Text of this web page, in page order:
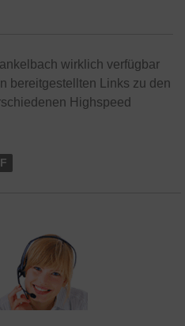
wirklich verfügbar
bereitgestellten Links zu den
Highspeed